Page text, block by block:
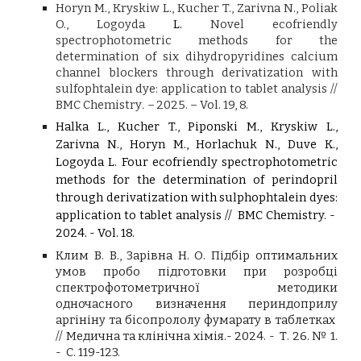
Horyn M., Kryskiw L., Kucher T., Zarivna N., Poliak
O., LogoydaL.
Novel ecofriendly
spectrophotometric methods for the
determination of six dihydropyridines calcium
channel blockers through derivatization with
sulfophtalein dye: application to tablet analysis //
BMC Chemistry. – 2025. – Vol. 19, 8.
Halka L., Kucher T., Piponski M., Kryskiw L.,
Zarivna N., Horyn M., Horlachuk N., Duve K.,
Logoyda L. Four ecofriendly spectrophotometric
methods for the determination of perindopril
through derivatization with sulphophtalein dyes:
application to tablet analysis // BMC Chemistry. -
2024. -Vol.18.
Клим В. В., Зарівна Н. О. Підбір оптимальних
умов пробо підготовки при розробці
спектрофотометричної методики
одночасного визначення периндоприлу
аргініну та бісопрололу фумарату в таблетках
// Медична та клінічна хімія.- 2024. - Т. 26. № 1.
- С. 119-123.